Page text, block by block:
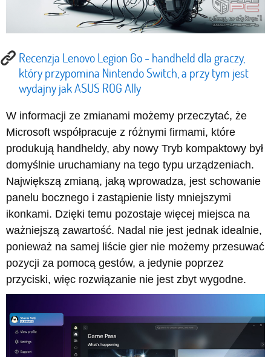
Recenzja Lenovo Legion Go - handheld dla graczy,
który przypomina Nintendo Switch, a przy tym jest
wydajny jak ASUS ROG Ally
W informacji ze zmianami możemy przeczytać, że
Microsoft współpracuje z różnymi firmami, które
produkują handheldy, aby nowy Tryb kompaktowy był
domyślnie uruchamiany na tego typu urządzeniach.
Największą zmianą, jaką wprowadza, jest schowanie
panelu bocznego i zastąpienie listy mniejszymi
ikonkami. Dzięki temu pozostaje więcej miejsca na
ważniejszą zawartość. Nadal nie jest jednak idealnie,
ponieważ na samej liście gier nie możemy przesuwać
pozycji za pomocą gestów, a jedynie poprzez
przyciski, więc rozwiązanie nie jest zbyt wygodne.